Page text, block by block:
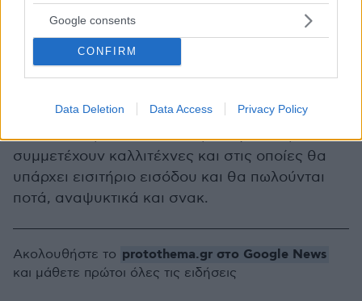
Google consents
CONFIRM
Data Deletion Data Access Privacy Policy
προορισμούς, όπου στο παρελθόν γινόταν
όργιο φοροδιαφυγής, μπαίνουν στο
μικροσκόπιο των ελεγκτών της Οικονομικής
Από τους ελέγχους δεν θα γλιτώσουν ούτε οι
πολιτιστικές και επετειακές εκδηλώσεις που
συμμετέχουν καλλιτέχνες και στις οποίες θα
υπάρχει εισιτήριο εισόδου και θα πωλούνται
ποτά, αναψυκτικά και σνακ.
Ακολουθήστε το protothema.gr στο Google News
και μάθετε πρώτοι όλες τις ειδήσεις